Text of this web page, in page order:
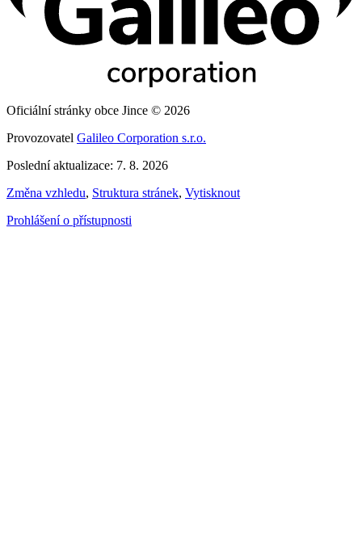
Oficiální stránky obce Jince © 2026
Provozovatel Galileo Corporation s.r.o.
Poslední aktualizace: 7. 8. 2026
Změna vzhledu, Struktura stránek, Vytisknout
Prohlášení o přístupnosti